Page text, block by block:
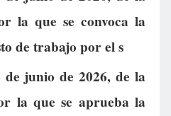
la que se convoca la
de trabajo por el s
de junio de 2026, de la
la que se aprueba la